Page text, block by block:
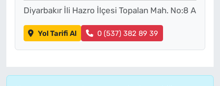
Diyarbakır İli Hazro İlçesi Topalan Mah. No:8 A
Yol Tarifi Al 0 (537) 382 89 39